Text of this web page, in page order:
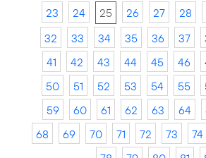
23
24 25 26 27 28
32
33 34 35 36 37
41
42 43 44 45 46
50
51 52 53 54 55
59
60 61 62 63 64
68
69 70 71 72 73 74